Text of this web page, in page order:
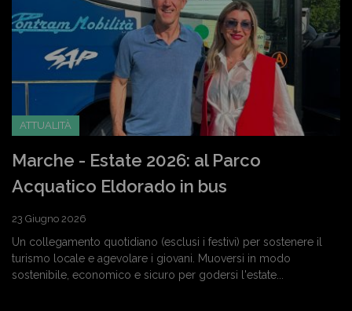
ATTUALITÀ
Marche - Estate 2026: al Parco
Acquatico Eldorado in bus
23 Giugno 2026
Un collegamento quotidiano (esclusi i festivi) per sostenere il
turismo locale e agevolare i giovani. Muoversi in modo
sostenibile, economico e sicuro per godersi l'estate...